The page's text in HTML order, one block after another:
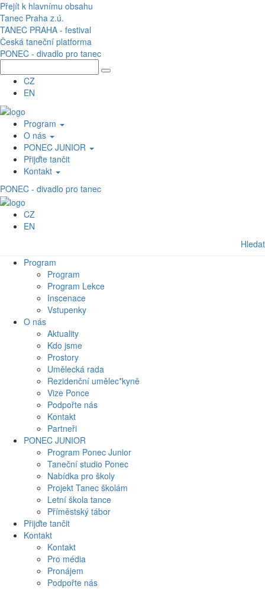
Přejít k hlavnímu obsahu
Tanec Praha z.ú.
TANEC PRAHA - festival
Česká taneční platforma
PONEC - divadlo pro tanec
CZ
EN
Program
O nás
PONEC JUNIOR
Přijďte tančit
Kontakt
PONEC - divadlo pro tanec
CZ
EN
Hledat
Program
Program
Program Lekce
Inscenace
Vstupenky
O nás
Aktuality
Kdo jsme
Prostory
Umělecká rada
Rezidenční umělec*kyně
Vize Ponce
Podpořte nás
Kontakt
Partneři
PONEC JUNIOR
Program Ponec Junior
Taneční studio Ponec
Nabídka pro školy
Projekt Tanec školám
Letní škola tance
Příměstský tábor
Přijďte tančit
Kontakt
Kontakt
Pro média
Pronájem
Podpořte nás